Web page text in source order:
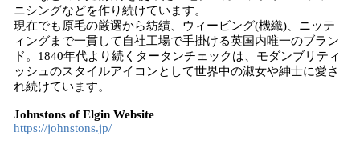
ニシングなどを作り続けています。
現在でも原毛の厳選から紡績、ウィービング(機織)、ニッテ
ィングまで一貫して自社工場で手掛ける英国内唯一のブラン
ド。1840年代より続くタータンチェックは、モダンブリティ
ッシュのスタイルアイコンとして世界中の淑女や紳士に愛さ
れ続けています。
Johnstons of Elgin Website
https://johnstons.jp/